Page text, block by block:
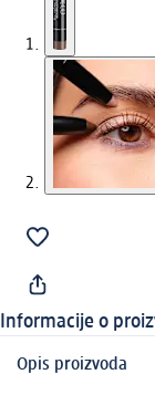
Informacije o
Opis proizvoda